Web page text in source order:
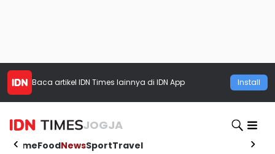
Baca artikel IDN Times lainnya di IDN App Install
JOGJA
HomeFoodNewsSportTravel